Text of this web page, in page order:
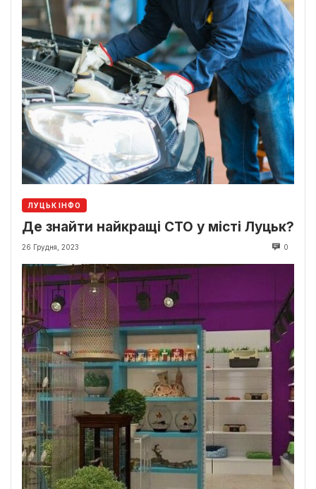
ЛУЦЬК ІНФО
Де знайти найкращі СТО у місті Луцьк?
26 Грудня, 2023 0